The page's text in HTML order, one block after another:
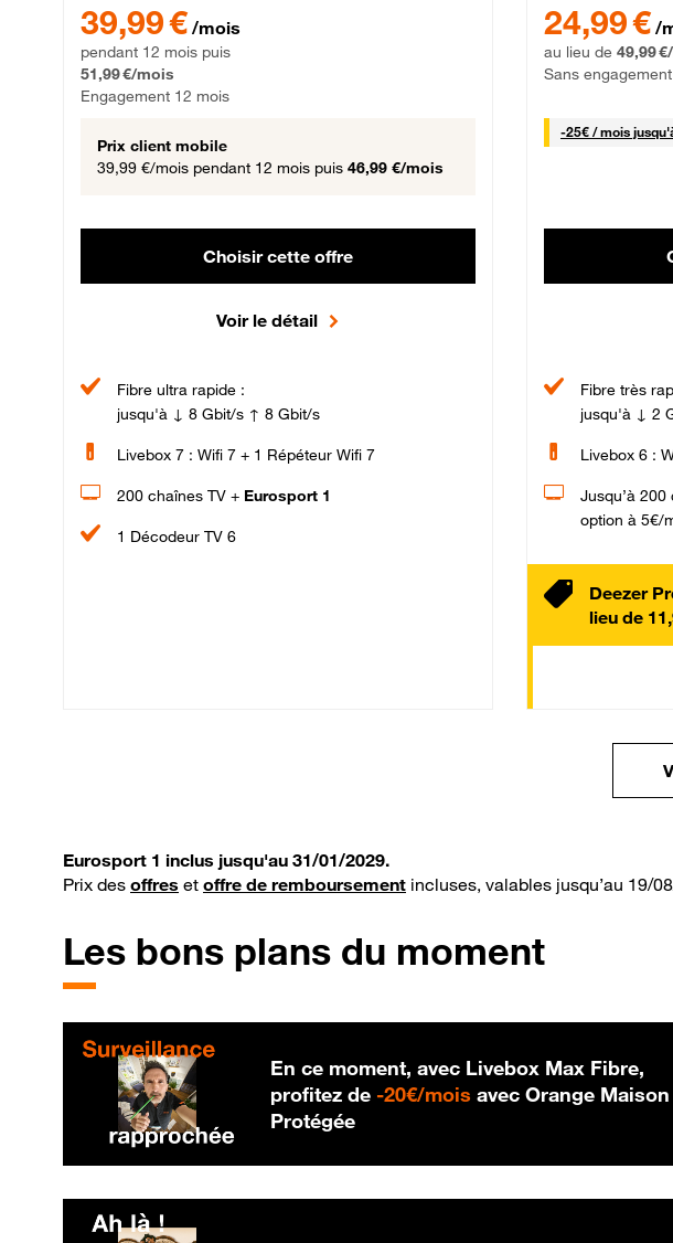
39,99 € /mois
pendant 12 mois puis
51,99 €/mois
Engagement 12 mois
Prix client mobile
39,99 €/mois pendant 12 mois puis 46,99 €/mois
Choisir cette offre
Voir le détail
Fibre ultra rapide :
jusqu'à ↓ 8 Gbit/s ↑ 8 Gbit/s
Livebox 7 : Wifi 7 + 1 Répéteur Wifi 7
200 chaînes TV + Eurosport 1
1 Décodeur TV 6
24,99 € /
au lieu de 49,99
Sans engagement
-25€ / mois25 €
Fibre très
jusqu'à ↓ 2
Livebox 6 :
Jusqu’à
option à 5€/
Deezer
lieu de
Eurosport 1 inclus jusqu'au 31/01/2029.
Prix des offres et offre de remboursement incluses, valables jusqu’au 19/
Les bons plans du moment
En ce moment, avec Livebox Max Fibre,
profitez de -20€/mois 20 € par mois
avec Orange Maison
Protégée